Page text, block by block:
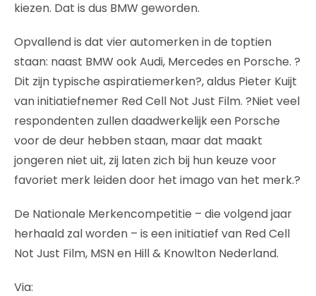
kiezen. Dat is dus BMW geworden.
Opvallend is dat vier automerken in de toptien
staan: naast BMW ook Audi, Mercedes en Porsche. ?
Dit zijn typische aspiratiemerken?, aldus Pieter Kuijt
van initiatiefnemer Red Cell Not Just Film. ?Niet veel
respondenten zullen daadwerkelijk een Porsche
voor de deur hebben staan, maar dat maakt
jongeren niet uit, zij laten zich bij hun keuze voor
favoriet merk leiden door het imago van het merk.?
De Nationale Merkencompetitie – die volgend jaar
herhaald zal worden – is een initiatief van Red Cell
Not Just Film, MSN en Hill & Knowlton Nederland.
Via: